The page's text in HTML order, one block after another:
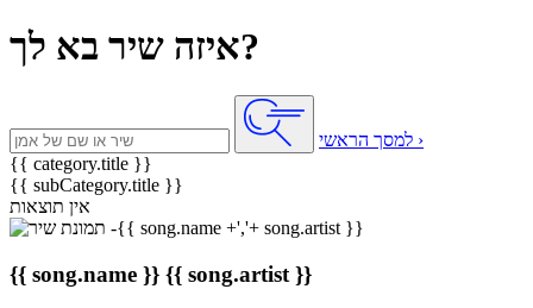
איזה שיר בא לך?
למסך הראשי ›
{{ category.title }}
{{ subCategory.title }}
אין תוצאות
{{ song.name }} {{ song.artist }}